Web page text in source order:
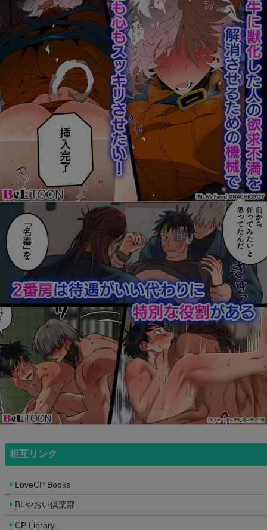
相互リンク
LoveCP Books
BLやおい倶楽部
CP Library